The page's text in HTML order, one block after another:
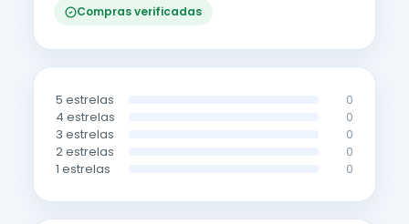
Compras verificadas
5 estrelas 0
4 estrelas 0
3 estrelas 0
2 estrelas 0
1 estrelas 0